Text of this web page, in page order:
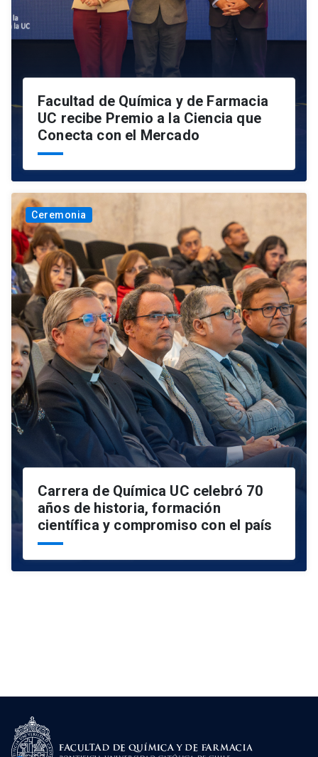
Facultad de Química y de Farmacia
UC recibe Premio a la Ciencia que
Conecta con el Mercado
Ceremonia
Carrera de Química UC celebró 70
años de historia, formación
científica y compromiso con el país